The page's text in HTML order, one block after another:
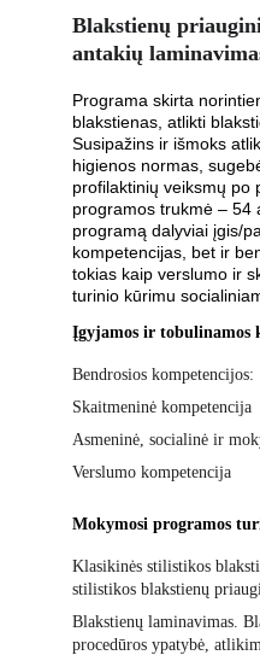
Blakstienų
antakių
Įgyjamos ir tobulinamos
Bendrosios kompetencijos:
Skaitmeninė kompetencija
Asmeninė, socialinė ir
Verslumo kompetencija
Programa skirta
blakstienas, atlikti
Susipažins ir išmoks
higienos normas,
profilaktinių veiksmų po
programos trukmė – 54
programą dalyviai įgis/
kompetencijas, bet ir
tokias kaip verslumo ir
turinio kūrimu
Mokymosi programos
Klasikinės stilistikos
stilistikos blakstienų
Blakstienų laminavimas.
procedūros ypatybė,